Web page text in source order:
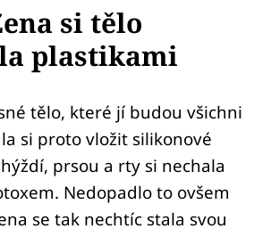
si tělo
plastikami
tělo, které jí budou všichni
si proto vložit silikonové
prsou a rty si nechala
Nedopadlo to ovšem
se tak nechtíc stala svou